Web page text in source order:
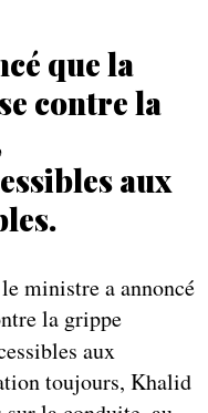
que la
contre la
aux
ministre a annoncé
la grippe
aux
toujours, Khalid